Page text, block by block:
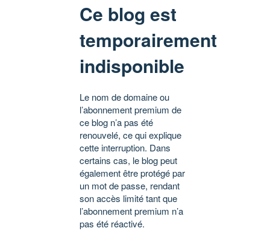
Ce blog est
temporairement
indisponible
Le nom de domaine ou
l’abonnement premium de
ce blog n’a pas été
renouvelé, ce qui explique
cette interruption. Dans
certains cas, le blog peut
également être protégé par
un mot de passe, rendant
son accès limité tant que
l’abonnement premium n’a
pas été réactivé.